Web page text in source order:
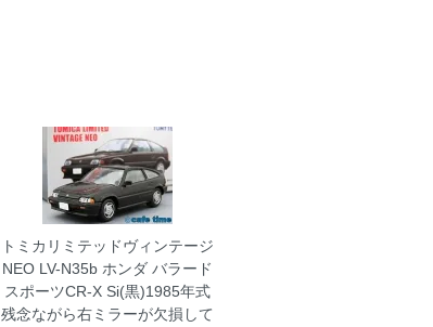
トミカリミテッドヴィンテージ
NEO LV-N35b ホンダ バラード
スポーツCR-X Si(黒)1985年式
残念ながら右ミラーが欠損して